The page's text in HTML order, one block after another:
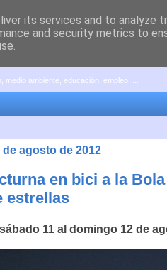
ambiente, educación, empleo, ...
agosto de 2012
en bici a la
estrellas
11 al domingo 12 de
its services and to analyze
and security metrics to